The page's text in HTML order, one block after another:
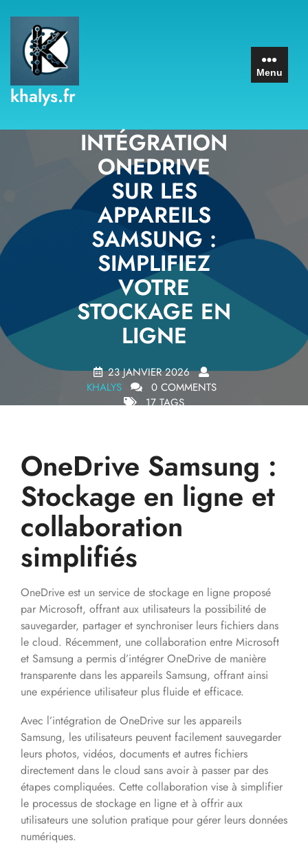
content
khalys.fr
Menu
INTÉGRATION
ONEDRIVE
SUR LES
APPAREILS
SAMSUNG :
SIMPLIFIEZ
VOTRE
STOCKAGE EN
LIGNE
23 JANVIER 2026
KHALYS
0 COMMENTS
17 TAGS
OneDrive Samsung :
Stockage en ligne et
collaboration
simplifiés
OneDrive est un service de stockage en ligne proposé
par Microsoft, offrant aux utilisateurs la possibilité de
sauvegarder, partager et synchroniser leurs fichiers dans
le cloud. Récemment, une collaboration entre Microsoft
et Samsung a permis d’intégrer OneDrive de manière
transparente dans les appareils Samsung, offrant ainsi
une expérience utilisateur plus fluide et efficace.
Avec l’intégration de OneDrive sur les appareils
Samsung, les utilisateurs peuvent facilement sauvegarder
leurs photos, vidéos, documents et autres fichiers
directement dans le cloud sans avoir à passer par des
étapes compliquées. Cette collaboration vise à simplifier
le processus de stockage en ligne et à offrir aux
utilisateurs une solution pratique pour gérer leurs données
numériques.